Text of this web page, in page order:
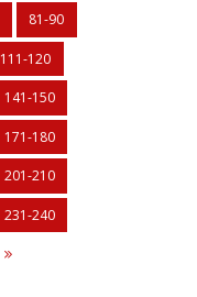
81-90
111-120
141-150
171-180
201-210
231-240